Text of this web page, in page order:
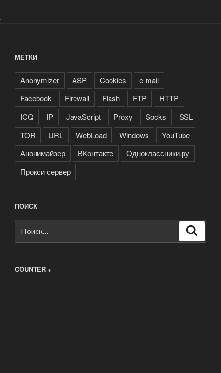
.
МЕТКИ
Anonymizer ASP Cookies
e-mail
Facebook
Firewall Flash FTP
HTTP
ICQ
IP JavaScript Proxy Socks
SSL
TOR
URL WebLoad Windows
YouTube
Анонимайзер
ВКонтакте
Одноклассники.ру
Прокси сервер
ПОИСК
COUNTER +